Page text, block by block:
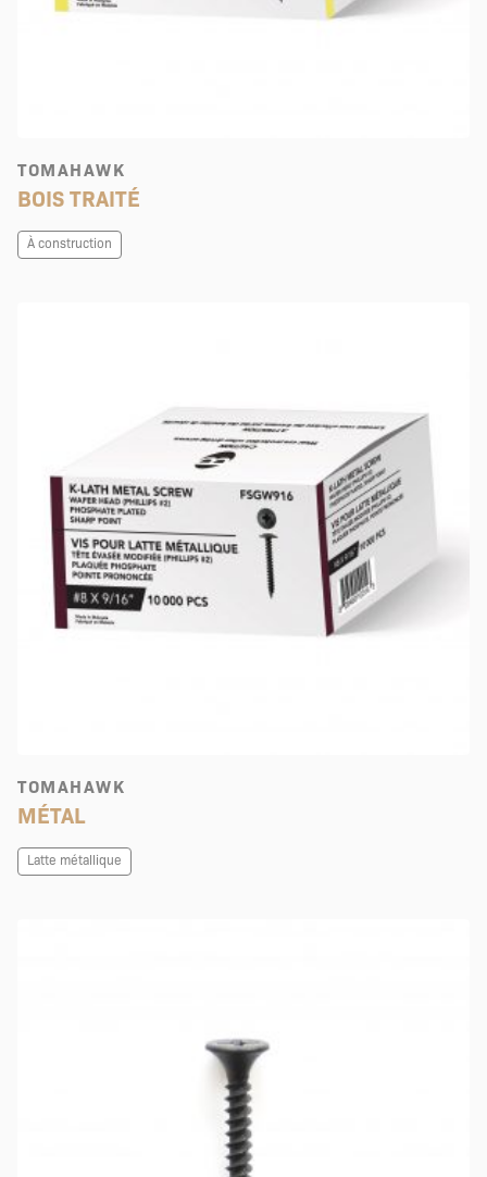
TOMAHAWK
BOIS TRAITÉ
À construction
TOMAHAWK
MÉTAL
Latte métallique